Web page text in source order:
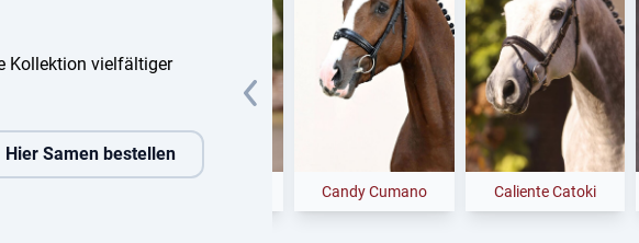
Kollektion vielfältiger
Hier Samen bestellen
Candy Cumano Caliente Catoki